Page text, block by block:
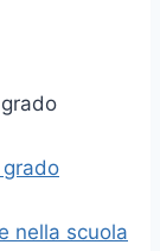
grado
nella scuola